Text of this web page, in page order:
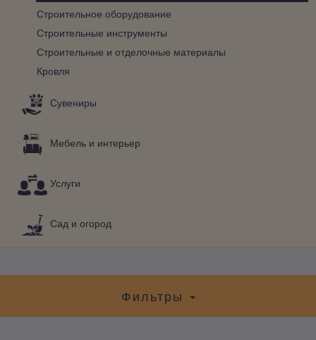
Строительное оборудование
Строительные инструменты
Строительные и отделочные материалы
Кровля
Сувениры
Мебель и интерьер
Услуги
Сад и огород
Фильтры